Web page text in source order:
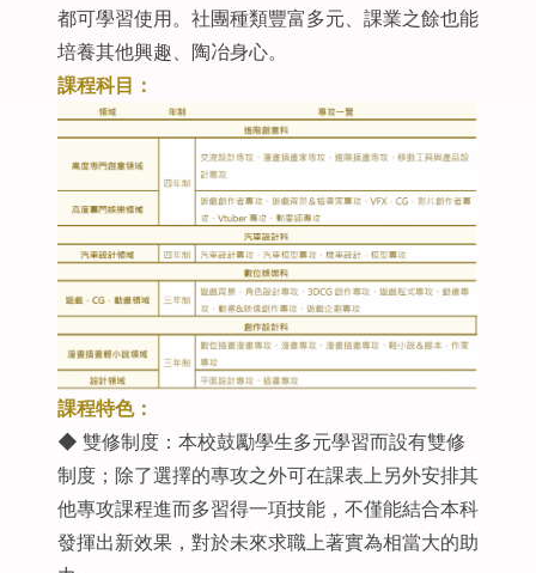
都可學習使用。社團種類豐富多元、課業之餘也能
培養其他興趣、陶冶身心。
課程科目：
課程特色：
◆ 雙修制度：本校鼓勵學生多元學習而設有雙修
制度；除了選擇的專攻之外可在課表上另外安排其
他專攻課程進而多習得一項技能，不僅能結合本科
發揮出新效果，對於未來求職上著實為相當大的助